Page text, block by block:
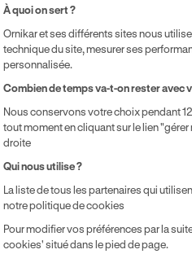
pour
de nombreuses raisons
à niveau.
conducteur peuvent
à mieux contrôler
À quoi on sert ?
Ornikar et ses différents sites nous
technique du site, mesurer ses
personnalisée.
Combien de temps va-t-on rester avec
Nous conservons votre choix pendant
tout moment en cliquant sur le lien
droite
Qui nous utilise ?
La liste de tous les partenaires qui
notre politique de cookies
Pour modifier vos préférences par la
cookies' situé dans le pied de page.
Axeptio